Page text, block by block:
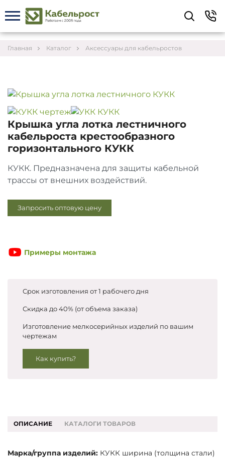
Главная Каталог Аксессуары для кабельростов
Крышка угла лотка лестничного
кабельроста крестообразного
горизонтального КУКК
КУКК. Предназначена для защиты кабельной
трассы от внешних воздействий.
Запросить оптовую цену
Примеры монтажа
Срок изготовления от 1 рабочего дня
Скидка до 40% (от объема заказа)
Изготовление мелкосерийных изделий по вашим
чертежам
Как купить?
ОПИСАНИЕ КАТАЛОГИ ТОВАРОВ
Марка/группа изделий: КУКК ширина (толщина стали)
Укажите контакты для связи и требования к
заказу – предложим лучшие варианты по цене,
согласуем сроки и подберём доставку.
Соглашаюсь на обработку персональных данных